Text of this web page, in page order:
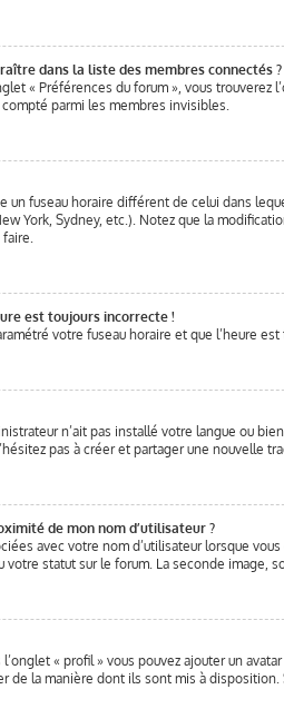
dans la liste des membres connectés ?
« Préférences du forum », vous trouverez
parmi les membres invisibles.
un fuseau horaire différent de celui dans
York, Sydney, etc.). Notez que la
faire.
est toujours incorrecte !
votre fuseau horaire et que l’heure
n’ait pas installé votre langue ou
pas à créer et partager une nouvelle
de mon nom d’utilisateur ?
avec votre nom d’utilisateur lorsque
statut sur le forum. La seconde image,
« profil » vous pouvez ajouter un
de la manière dont ils sont mis à